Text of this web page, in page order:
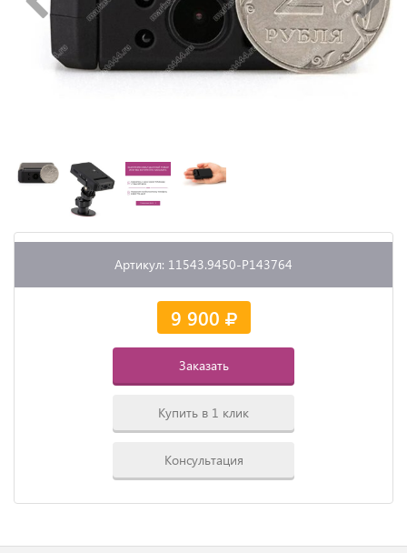
Артикул: 11543.9450-P143764
9 900
Заказать
Купить в 1 клик
Консультация